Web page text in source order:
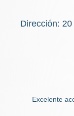
Dirección:
Excelente